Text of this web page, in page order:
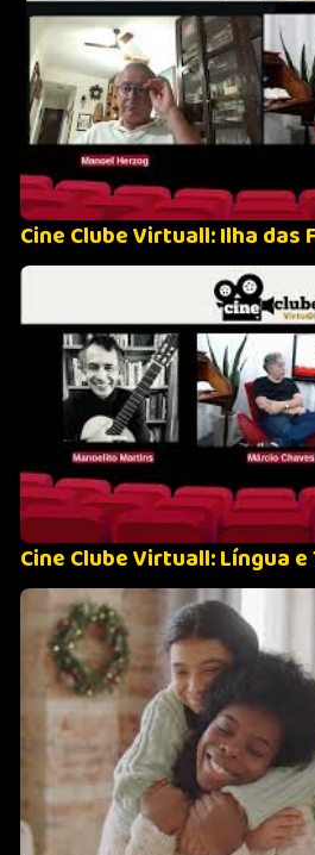
Cine Clube Virtuall: Ilha das
Cine Clube Virtuall: Língua